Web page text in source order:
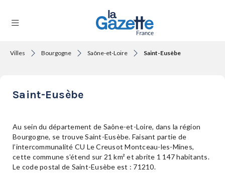
FORMATS
Villes Bourgogne Saône-et-Loire Saint-Eusèbe
Saint-Eusèbe
Au sein du département de Saône-et-Loire, dans la région
Bourgogne, se trouve Saint-Eusèbe. Faisant partie de
l’intercommunalité CU Le Creusot Montceau-les-Mines,
cette commune s’étend sur 21 km² et abrite 1 147 habitants.
Le code postal de Saint-Eusèbe est : 71210.